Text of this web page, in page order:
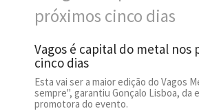
Vagos é capital do metal nos
cinco dias
Esta vai ser a maior edição do Vagos
sempre", garantiu Gonçalo Lisboa, da
promotora do evento.